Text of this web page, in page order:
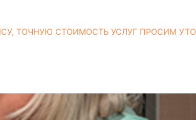
ТОЧНУЮ СТОИМОСТЬ УСЛУГ ПРОСИМ